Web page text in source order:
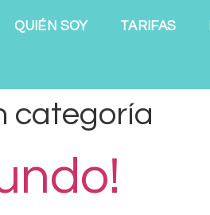
QUIÉN SOY TARIFAS
categoría